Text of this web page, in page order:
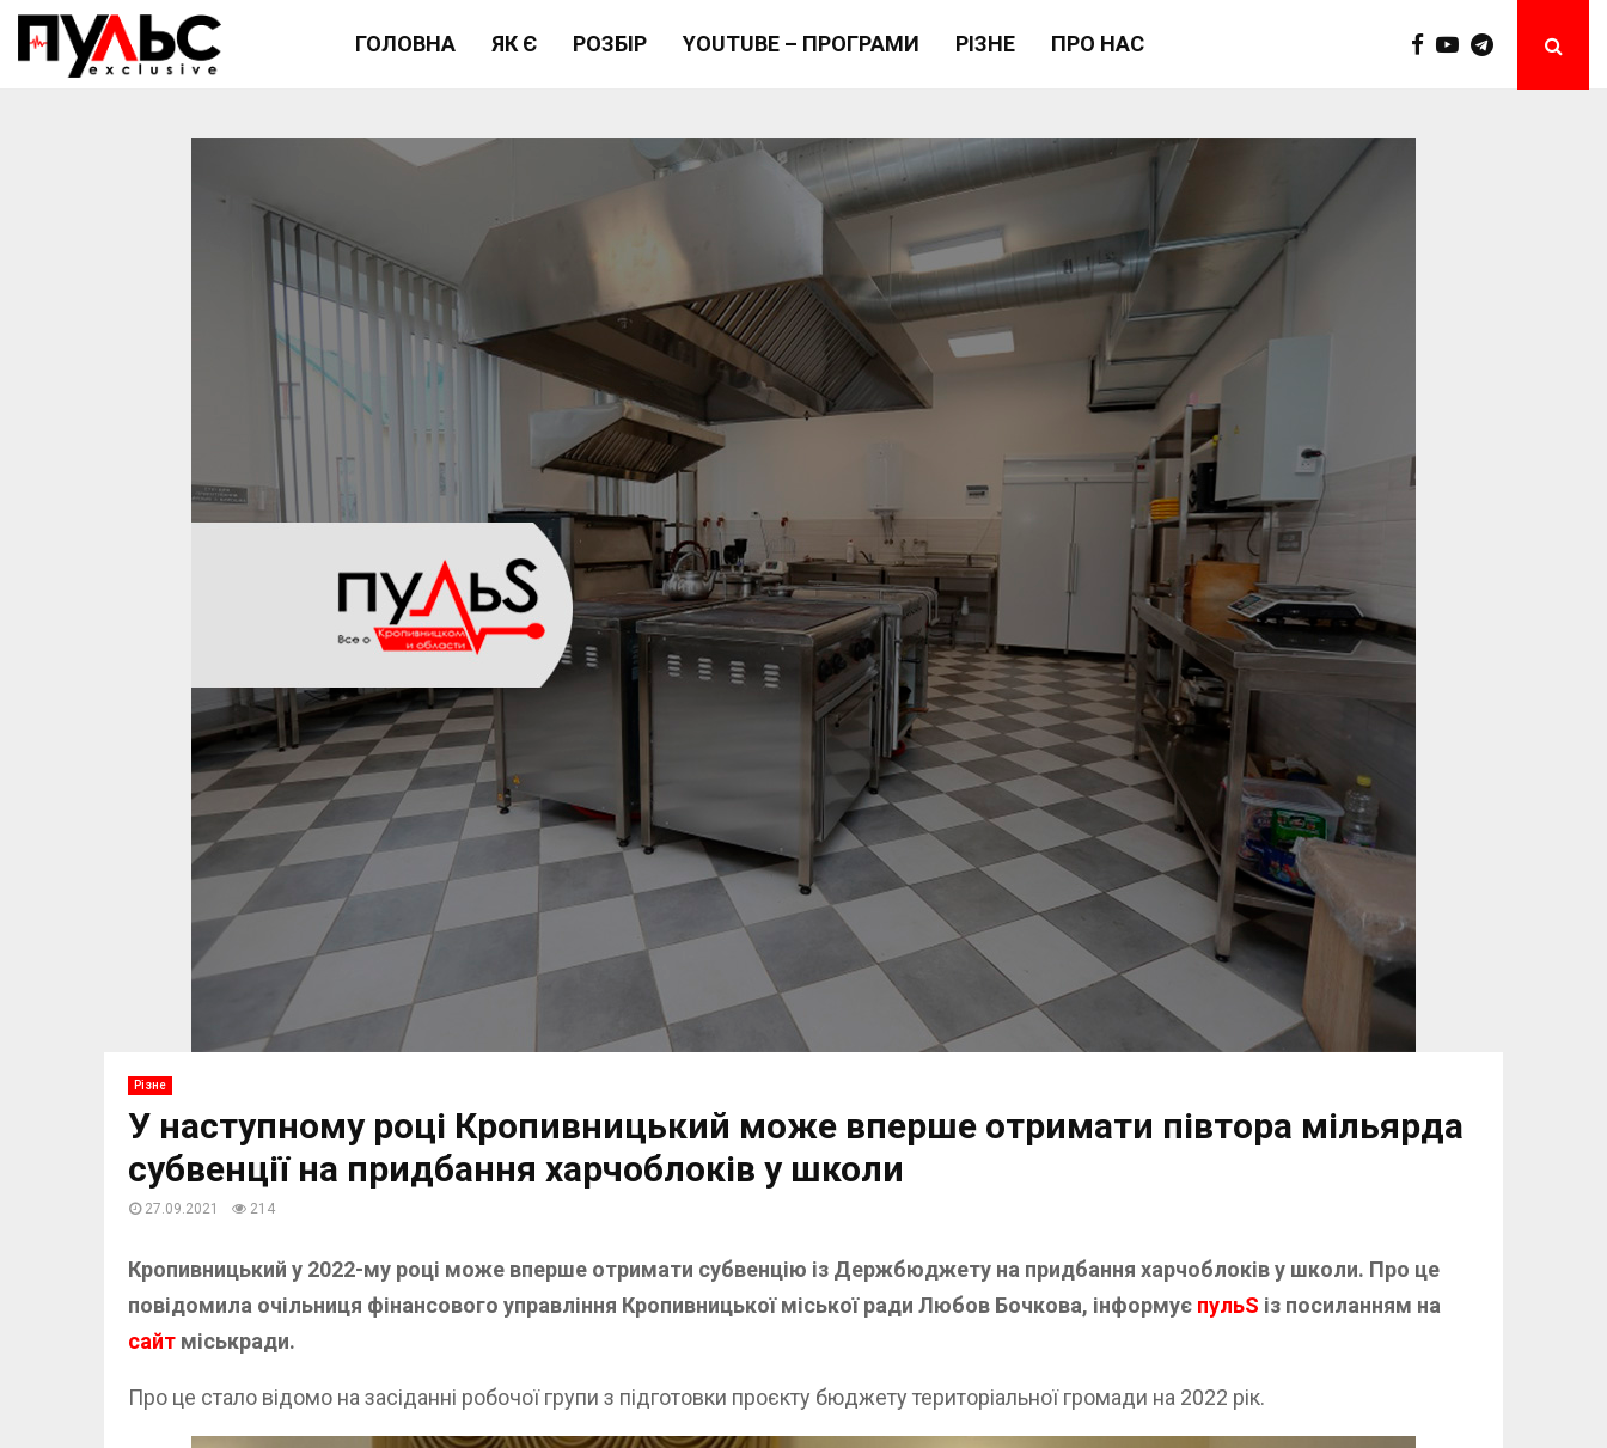
ГОЛОВНА ЯК Є РОЗБІР YOUTUBE – ПРОГРАМИ РІЗНЕ ПРО НАС
Різне
У наступному році Кропивницький може вперше отримати півтора мільярда
субвенції на придбання харчоблоків у школи
27.09.2021 214
Кропивницький у 2022-му році може вперше отримати субвенцію із Держбюджету на придбання харчоблоків у школи. Про це
повідомила очільниця фінансового управління Кропивницької міської ради Любов Бочкова, інформує пульS із посиланням на
сайт міськради.
Про це стало відомо на засіданні робочої групи з підготовки проєкту бюджету територіальної громади на 2022 рік.